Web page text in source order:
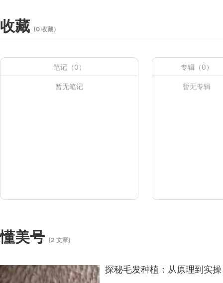
收藏 (0 收藏）
笔记（0）
暂无笔记
专辑（0）
暂无专辑
懂美号 (2 文章)
探秘毛发种植：从原理到实